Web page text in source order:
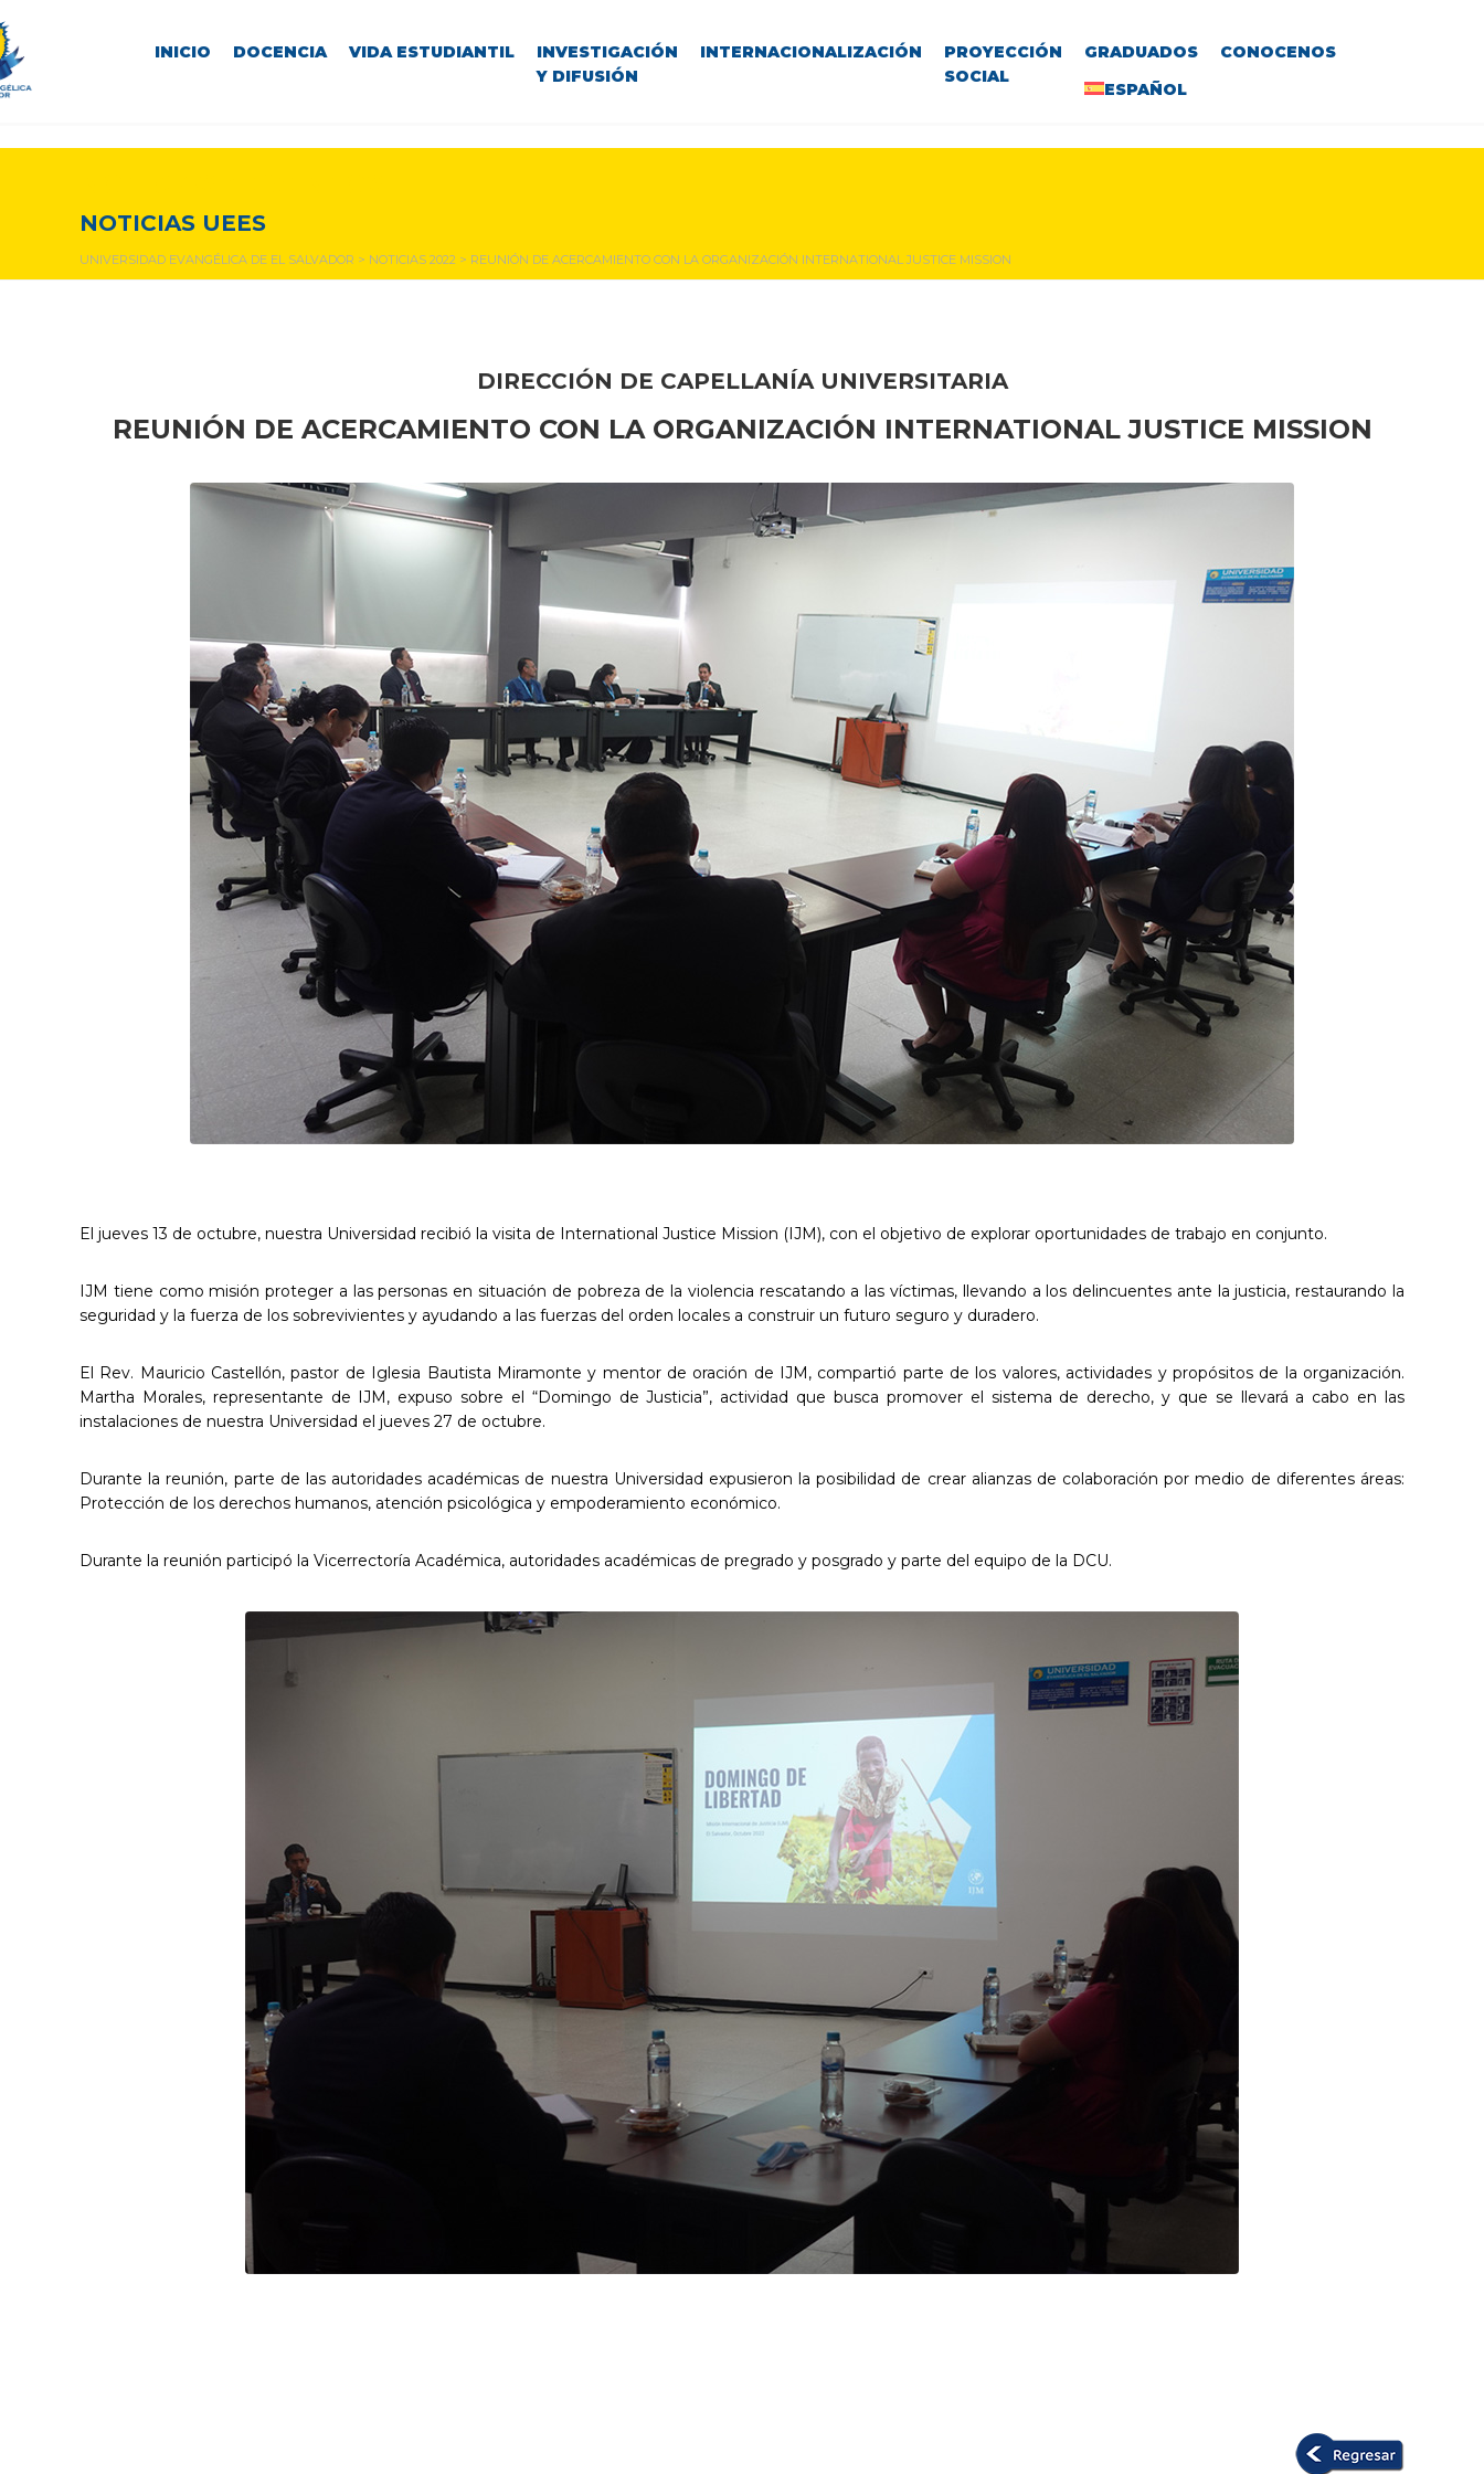
INICIO DOCENCIA VIDA ESTUDIANTIL
INVESTIGACIÓN
Y DIFUSIÓN
INTERNACIONALIZACIÓN
PROYECCIÓN
SOCIAL
GRADUADOS
CONOCENOS
ESPAÑOL
NOTICIAS UEES
UNIVERSIDAD EVANGÉLICA DE EL SALVADOR > NOTICIAS 2022 > REUNIÓN DE ACERCAMIENTO CON LA ORGANIZACIÓN INTERNATIONAL JUSTICE MISSION
DIRECCIÓN DE CAPELLANÍA UNIVERSITARIA
REUNIÓN DE ACERCAMIENTO CON LA ORGANIZACIÓN INTERNATIONAL JUSTICE MISSION
El jueves 13 de octubre, nuestra Universidad recibió la visita de International Justice Mission (IJM), con el objetivo de explorar oportunidades de trabajo en conjunto.
IJM tiene como misión proteger a las personas en situación de pobreza de la violencia rescatando a las víctimas, llevando a los delincuentes ante la justicia, restaurando la
seguridad y la fuerza de los sobrevivientes y ayudando a las fuerzas del orden locales a construir un futuro seguro y duradero.
El Rev. Mauricio Castellón, pastor de Iglesia Bautista Miramonte y mentor de oración de IJM, compartió parte de los valores, actividades y propósitos de la organización.
Martha Morales, representante de IJM, expuso sobre el “Domingo de Justicia”, actividad que busca promover el sistema de derecho, y que se llevará a cabo en las
instalaciones de nuestra Universidad el jueves 27 de octubre.
Durante la reunión, parte de las autoridades académicas de nuestra Universidad expusieron la posibilidad de crear alianzas de colaboración por medio de diferentes áreas:
Protección de los derechos humanos, atención psicológica y empoderamiento económico.
Durante la reunión participó la Vicerrectoría Académica, autoridades académicas de pregrado y posgrado y parte del equipo de la DCU.